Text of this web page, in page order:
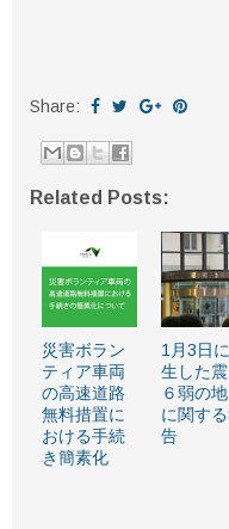
Share:
Related Posts:
災害ボラン
ティア車両
の高速道路
無料措置に
おける手続
き簡素化
1月3日
生した
６弱の
に関す
告